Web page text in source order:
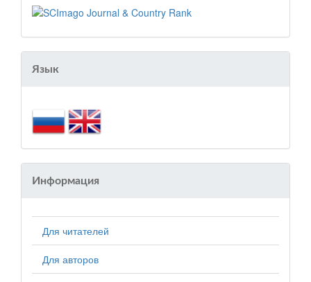
Язык
Информация
Для читателей
Для авторов